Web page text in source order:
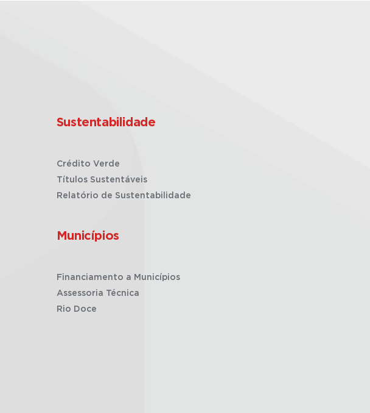
Sustentabilidade
Crédito Verde
Títulos Sustentáveis
Relatório de Sustentabilidade
Municípios
Financiamento a Municípios
Assessoria Técnica
Rio Doce